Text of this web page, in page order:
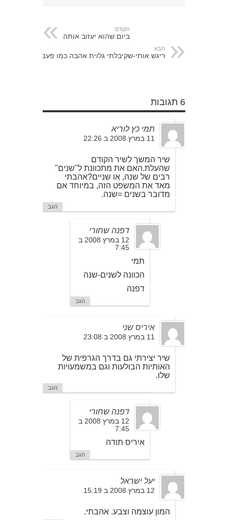
הקודם
ביום שהוא יעזוב אותה
הבא
ריגש אותי-שקיבלתי גלוית אהבה כמו פעם
6 תגובות
תמי כץ לוריא
11 במרץ 2008 ב 22:26
שיר המשך לשיר הקודם
שהעלת.האם את מתכוונת ל"שנים"
רבים של שנה, או שניים?אהבתי
מאד את המשפט הזה, במיוחד אם
מדובר בשנים =שנה.
הגב
דפנה שחורי
12 במרץ 2008 ב
7:45
תמי
הכוונה לשנים-שנה
דפנה
הגב
איריס שני
11 במרץ 2008 ב 23:08
שיר יצירתי גם בדרך הגרפית של
האותיות הבולעות וגם במשמעויות
שלו.
הגב
דפנה שחורי
12 במרץ 2008 ב
7:45
איריס תודה
הגב
יעל ישראל
12 במרץ 2008 ב 15:19
המון עוצמה וצבע. אהבתי.